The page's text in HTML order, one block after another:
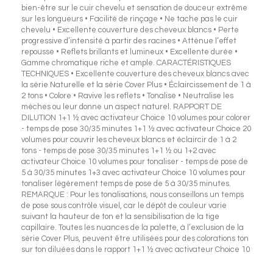
bien-être sur le cuir chevelu et sensation de douceur extrême
sur les longueurs • Facilité de rinçage • Ne tache pas le cuir
chevelu • Excellente couverture des cheveux blancs • Perte
progressive d’intensité à partir des racines • Atténue l’effet
repousse • Reflets brillants et lumineux • Excellente durée •
Gamme chromatique riche et ample. CARACTÉRISTIQUES
TECHNIQUES • Excellente couverture des cheveux blancs avec
la série Naturelle et la série Cover Plus • Éclaircissement de 1 à
2 tons • Colore • Ravive les reflets • Tonalise • Neutralise les
mèches ou leur donne un aspect naturel. RAPPORT DE
DILUTION 1+1 ½ avec activateur Choice 10 volumes pour colorer
- temps de pose 30/35 minutes 1+1 ½ avec activateur Choice 20
volumes pour couvrir les cheveux blancs et éclaircir de 1 à 2
tons - temps de pose 30/35 minutes 1+1 ½ ou 1+2 avec
activateur Choice 10 volumes pour tonaliser - temps de pose de
5 à 30/35 minutes 1+3 avec activateur Choice 10 volumes pour
tonaliser légèrement temps de pose de 5 à 30/35 minutes.
REMARQUE : Pour les tonalisations, nous conseillons un temps
de pose sous contrôle visuel, car le dépôt de couleur varie
suivant la hauteur de ton et la sensibilisation de la tige
capillaire. Toutes les nuances de la palette, à l’exclusion de la
série Cover Plus, peuvent être utilisées pour des colorations ton
sur ton diluées dans le rapport 1+1 ½ avec activateur Choice 10